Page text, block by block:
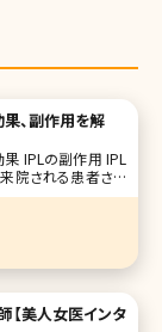
、副作用を解
かと聞くと、「赤み
【美人女医インタ